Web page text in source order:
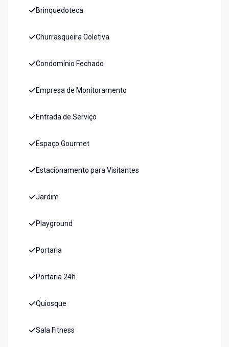
Brinquedoteca
Churrasqueira Coletiva
Condomínio Fechado
Empresa de Monitoramento
Entrada de Serviço
Espaço Gourmet
Estacionamento para Visitantes
Jardim
Playground
Portaria
Portaria 24h
Quiosque
Sala Fitness